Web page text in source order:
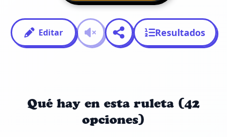
Editar Resultados
Qué hay en esta ruleta (42
opciones)